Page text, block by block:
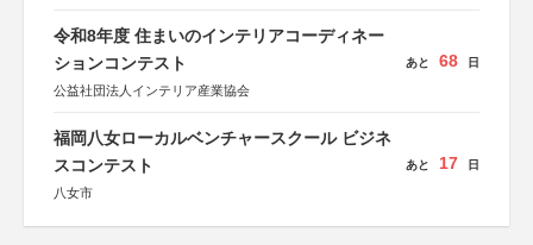
令和8年度 住まいのインテリアコーディネー
ションコンテスト
公益社団法人インテリア産業協会
あと 68 日
福岡八女ローカルベンチャースクール ビジネ
スコンテスト
八女市
あと 17 日